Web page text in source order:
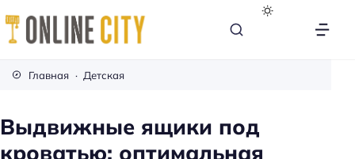
л
ь
Главная Детская
Выдвижные ящики под
кроватью: оптимальная